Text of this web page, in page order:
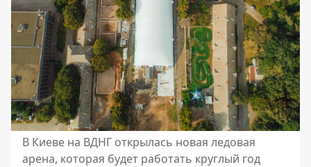
В Киеве на ВДНГ открылась новая ледовая
арена, которая будет работать круглый год